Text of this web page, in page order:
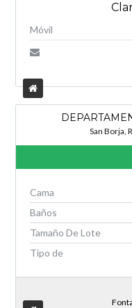
Móvil
San Borja,
Cama
Baños
Tamaño De Lote
Tipo de